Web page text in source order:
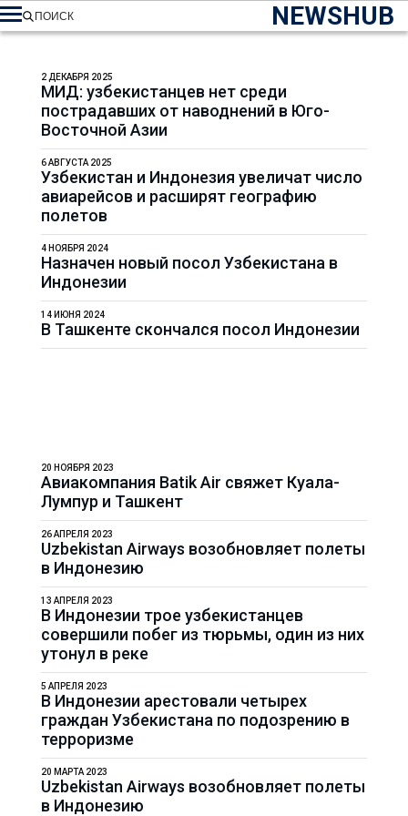
NEWSHUB
ПОИСК
МИД: узбекистанцев нет среди
пострадавших от наводнений в Юго-
Восточной Азии
2 ДЕКАБРЯ 2025
Узбекистан и Индонезия увеличат число
авиарейсов и расширят географию
полетов
6 АВГУСТА 2025
Назначен новый посол Узбекистана в
Индонезии
4 НОЯБРЯ 2024
В Ташкенте скончался посол Индонезии
14 ИЮНЯ 2024
Авиакомпания Batik Air свяжет Куала-
Лумпур и Ташкент
20 НОЯБРЯ 2023
Uzbekistan Airways возобновляет полеты
в Индонезию
26 АПРЕЛЯ 2023
В Индонезии трое узбекистанцев
совершили побег из тюрьмы, один из них
утонул в реке
13 АПРЕЛЯ 2023
В Индонезии арестовали четырех
граждан Узбекистана по подозрению в
терроризме
5 АПРЕЛЯ 2023
Uzbekistan Airways возобновляет полеты
в Индонезию
20 МАРТА 2023